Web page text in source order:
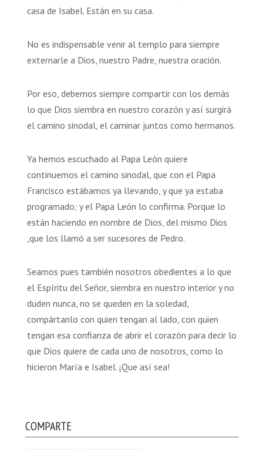
casa de Isabel. Están en su casa.
No es indispensable venir al templo para siempre
externarle a Dios, nuestro Padre, nuestra oración.
Por eso, debemos siempre compartir con los demás
lo que Dios siembra en nuestro corazón y así surgirá
el camino sinodal, el caminar juntos como hermanos.
Ya hemos escuchado al Papa León quiere
continuemos el camino sinodal, que con el Papa
Francisco estábamos ya llevando, y que ya estaba
programado; y el Papa León lo confirma. Porque lo
están haciendo en nombre de Dios, del mismo Dios
,que los llamó a ser sucesores de Pedro.
Seamos pues también nosotros obedientes a lo que
el Espíritu del Señor, siembra en nuestro interior y no
duden nunca, no se queden en la soledad,
compártanlo con quien tengan al lado, con quien
tengan esa confianza de abrir el corazón para decir lo
que Dios quiere de cada uno de nosotros, como lo
hicieron María e Isabel. ¡Que así sea!
COMPARTE